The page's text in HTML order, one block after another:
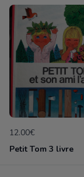
12.00€
Petit Tom 3 livre